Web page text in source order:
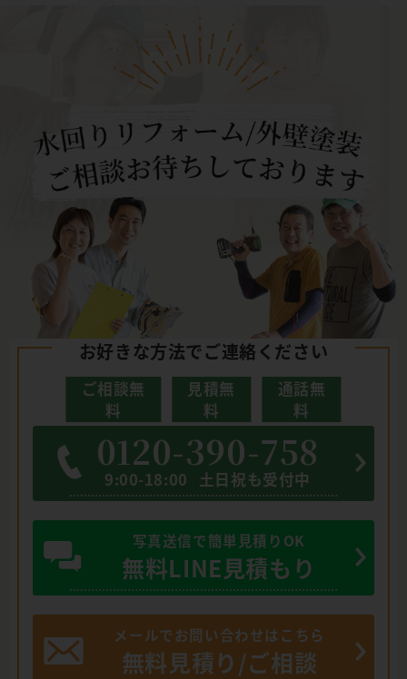
お好きな方法でご連絡ください
0120-390-758
9:00-18:00 土日祝も受付中
写真送信で簡単見積りOK
無料LINE見積もり
メールでお問い合わせはこちら
無料見積り/ご相談
ご相談無
料
見積無
料
通話無
料